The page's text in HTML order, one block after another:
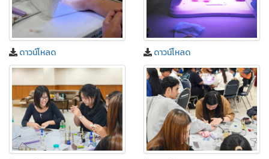
ดาวน์โหลด ดาวน์โหลด